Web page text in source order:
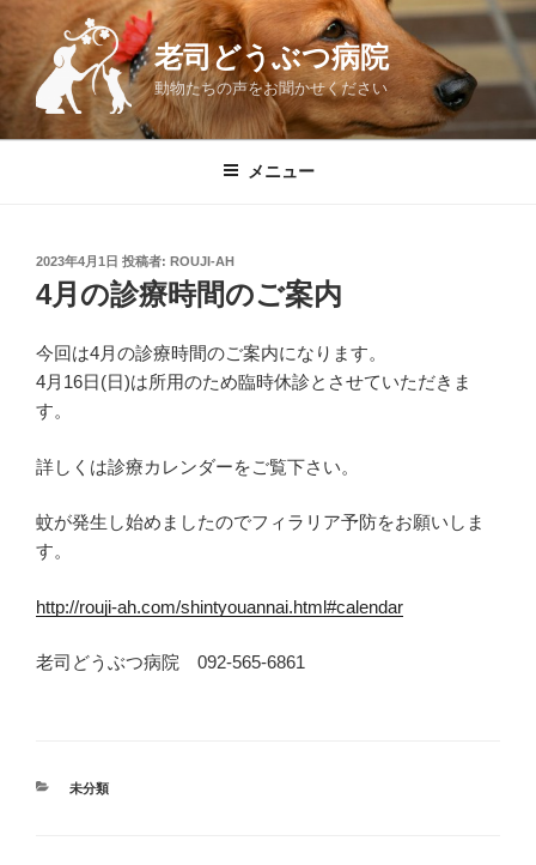
ン
テ
老司どうぶつ病院
動物たちの声をお聞かせください
メニュー
投
稿
日:
2023年4月1日 投稿者: ROUJI-AH
4月の診療時間のご案内
今回は4月の診療時間のご案内になります。
4月16日(日)は所用のため臨時休診とさせていただきま
す。
詳しくは診療カレンダーをご覧下さい。
蚊が発生し始めましたのでフィラリア予防をお願いしま
す。
http://rouji-ah.com/shintyouannai.html#calendar
老司どうぶつ病院 092-565-6861
カ
未分類